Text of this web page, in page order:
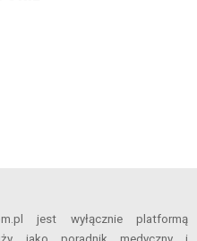
jest wyłącznie platformą